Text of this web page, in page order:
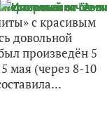
с красивым
довольной
произведён 5
мая (через 8-10